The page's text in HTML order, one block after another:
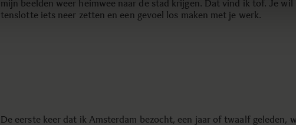
mijn beelden weer heimwee naar de stad krijgen. Dat vind ik tof. Je wil
tenslotte iets neer zetten en een gevoel los maken met je werk.
De eerste keer dat ik Amsterdam bezocht, een jaar of twaalf geleden,